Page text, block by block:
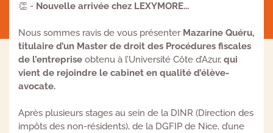
👏 - Nouvelle arrivée chez LEXYMORE...
Nous sommes ravis de vous présenter Mazarine Quéru,
titulaire d’un Master de droit des Procédures fiscales
de l’entrepriseobtenu à l’Université Côte d’Azur, qui
vient de rejoindre le cabinet en qualité d’élève-
avocate.
Après plusieurs stages au sein de la DINR (Direction des
impôts des non-résidents), de la DGFIP de Nice, d’une